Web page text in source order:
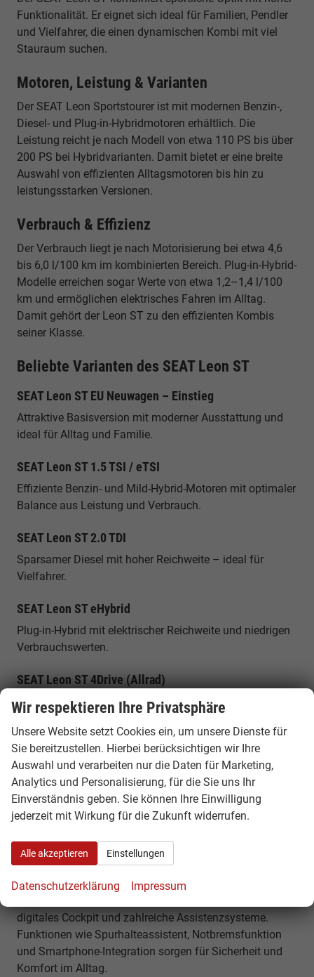
Funktionalität. Er eignet sich ideal für Familien, Pendler
und Vielfahrer, die einen dynamischen Kombi mit viel
Stauraum suchen.
Motoren, Leistung & Varianten
Der SEAT Leon Sportstourer ist mit modernen Benzin-,
Diesel- und Plug-in-Hybridmotoren erhältlich. Die
Leistung reicht je nach Modell von etwa 110 PS bis über
200 PS bei Hybridvarianten. Damit bietet er eine breite
Auswahl von effizienten Alltagsmotoren bis hin zu
leistungsstarken Versionen.
Verbrauch & Effizienz
Der Verbrauch liegt je nach Motorisierung bei etwa 4,6
bis 6,0 l/100 km im kombinierten Bereich. Plug-in-Hybrid-
Modelle erreichen sogar Werte von etwa 1,2–1,4 l/100
km und ermöglichen elektrisches Fahren im Alltag.
Damit gehört der Leon ST zu den effizienten Kombis
seiner Klasse.
Beliebte Varianten des SEAT Leon ST
SEAT Leon ST EU Neuwagen – Einstieg
Attraktive Basisversion mit moderner Ausstattung und
ideal für Alltag und Familie.
SEAT Leon ST 1.5 TSI / eTSI
Effiziente Benzin- und Mild-Hybrid-Motoren mit optimaler
Balance aus Leistung und Verbrauch.
SEAT Leon ST 2.0 TDI
Sparsamer Diesel mit hoher Reichweite – ideal für
Vielfahrer.
SEAT Leon ST eHybrid
Plug-in-Hybrid mit elektrischer Reichweite und niedrigen
Verbrauchswerten.
SEAT Leon ST 4Drive (Allrad)
Allradversion für maximale Traktion und Sicherheit bei
allen Bedingungen.
Platzangebot & Kofferraum
Der SEAT Leon Sportstourer bietet ein
Kofferraumvolumen von etwa 620 Litern, das sich auf
bis zu rund 1.600 Liter erweitern lässt. Mit einer Länge
von rund 4,64 Metern bietet er viel Platz für Familie,
Reisen und Alltag.
digitales Cockpit und zahlreiche Assistenzsysteme.
Funktionen wie Spurhalteassistent, Notbremsfunktion
und Smartphone-Integration sorgen für Sicherheit und
Komfort im Alltag.
Wir respektieren Ihre Privatsphäre
Unsere Website setzt Cookies ein, um unsere Dienste für
Sie bereitzustellen. Hierbei berücksichtigen wir Ihre
Auswahl und verarbeiten nur die Daten für Marketing,
Analytics und Personalisierung, für die Sie uns Ihr
Einverständnis geben. Sie können Ihre Einwilligung
jederzeit mit Wirkung für die Zukunft widerrufen.
Alle akzeptieren Einstellungen
Datenschutzerklärung Impressum